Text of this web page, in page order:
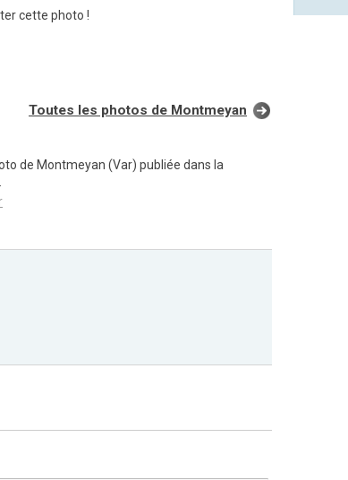
cette photo !
Toutes les photos de Montmeyan
de Montmeyan (Var) publiée dans la